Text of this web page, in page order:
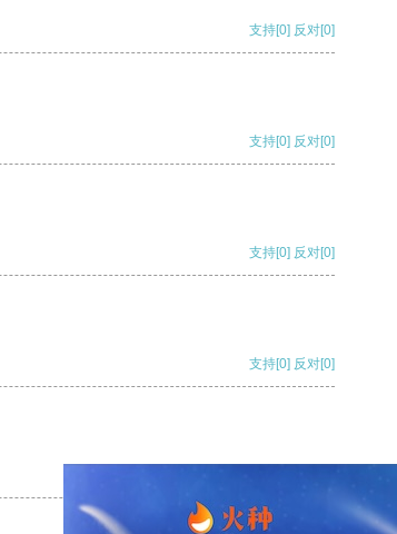
支持[0] 反对[0]
支持[0] 反对[0]
支持[0] 反对[0]
支持[0] 反对[0]